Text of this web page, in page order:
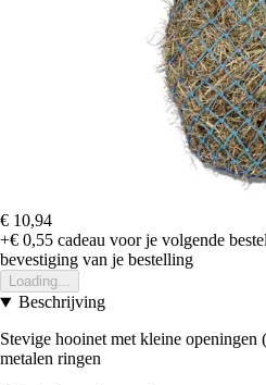
€ 10,94
+€ 0,55 cadeau voor je volgende
bevestiging van je bestelling
Loading...
Beschrijving
Stevige hooinet met kleine
metalen ringen